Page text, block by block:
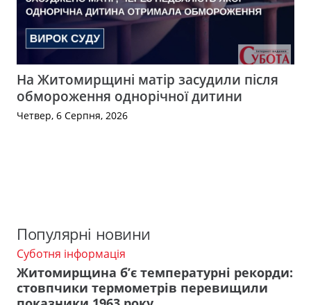
На Житомирщині матір засудили після
обмороження однорічної дитини
Четвер, 6 Серпня, 2026
Популярні новини
Суботня інформація
Житомирщина б’є температурні рекорди:
стовпчики термометрів перевищили